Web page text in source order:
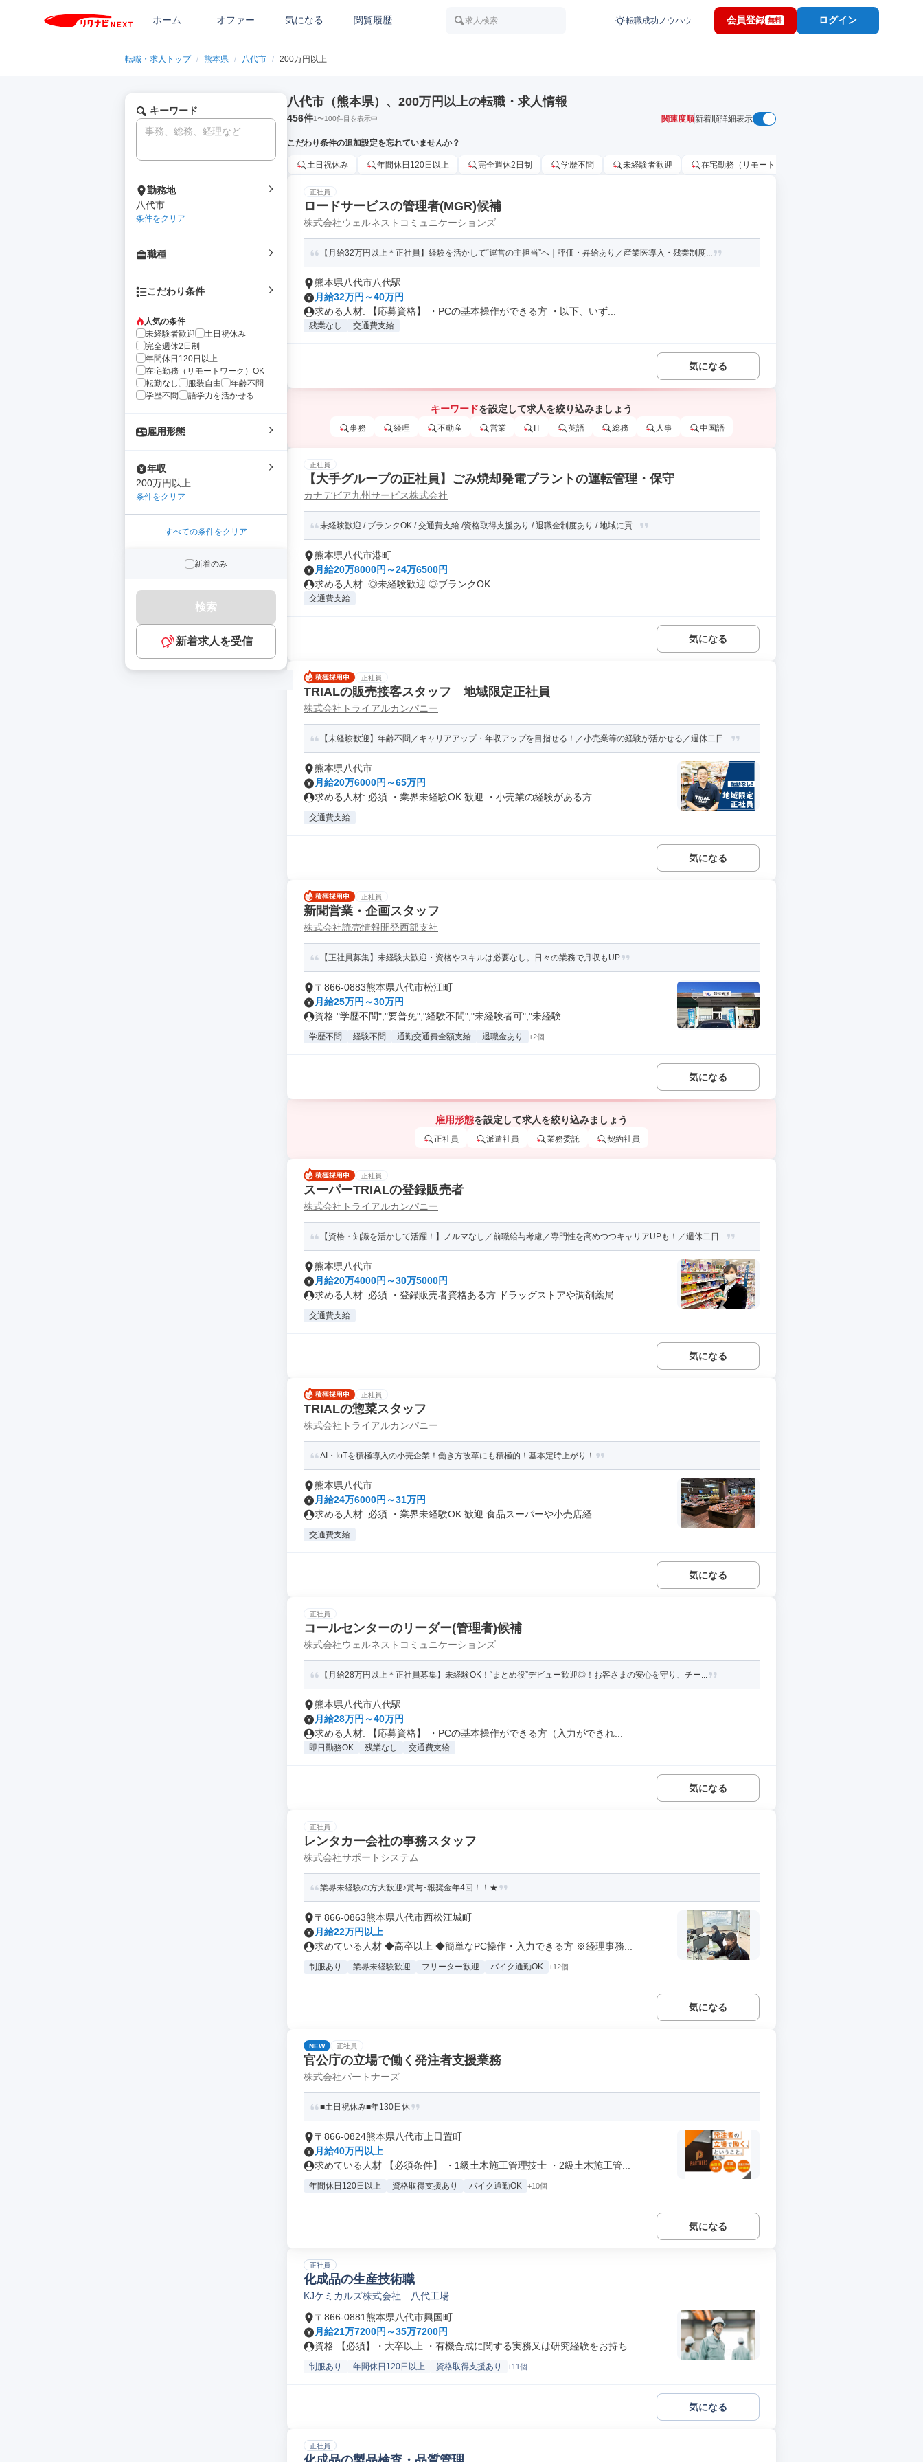
ホーム オファー 気になる 閲覧履歴 求人検索 転職成功ノウハウ 会員登録 無料 ログイン
転職・求人トップ / 熊本県 / 八代市 / 200万円以上
キーワード
勤務地
八代市
条件をクリア
職種
こだわり条件
人気の条件
未経験者歓迎
土日祝休み
完全週休2日制
年間休日120日以上
在宅勤務（リモートワーク）OK
転勤なし
服装自由
年齢不問
学歴不問
語学力を活かせる
雇用形態
年収
200万円以上
条件をクリア
すべての条件をクリア
新着のみ
検索
新着求人を受信
八代市（熊本県）、200万円以上の転職・求人情報
456件1〜100件目を表示中 関連度順新着順詳細表示
こだわり条件の追加設定を忘れていませんか？
土日祝休み 年間休日120日以上 完全週休2日制 学歴不問 未経験者歓迎 在宅勤務（リモートワーク）OK
正社員
ロードサービスの管理者(MGR)候補
株式会社ウェルネストコミュニケーションズ
【月給32万円以上＊正社員】経験を活かして“運営の主担当”へ｜評価・昇給あり／産業医導入・残業制度...
熊本県八代市八代駅
月給32万円～40万円
求める人材: 【応募資格】 ・PCの基本操作ができる方 ・以下、いず...
残業なし 交通費支給
気になる
キーワードを設定して求人を絞り込みましょう
事務 経理 不動産 営業 IT 英語 総務 人事 中国語
正社員
【大手グループの正社員】ごみ焼却発電プラントの運転管理・保守
カナデビア九州サービス株式会社
未経験歓迎 / ブランクOK / 交通費支給 /資格取得支援あり / 退職金制度あり / 地域に貢...
熊本県八代市港町
月給20万8000円～24万6500円
求める人材: ◎未経験歓迎 ◎ブランクOK
交通費支給
気になる
正社員
TRIALの販売接客スタッフ 地域限定正社員
株式会社トライアルカンパニー
【未経験歓迎】年齢不問／キャリアアップ・年収アップを目指せる！／小売業等の経験が活かせる／週休二日...
熊本県八代市
月給20万6000円～65万円
求める人材: 必須 ・業界未経験OK 歓迎 ・小売業の経験がある方...
交通費支給
気になる
正社員
新聞営業・企画スタッフ
株式会社読売情報開発西部支社
【正社員募集】未経験大歓迎・資格やスキルは必要なし。日々の業務で月収もUP
〒866-0883熊本県八代市松江町
月給25万円～30万円
資格 "学歴不問","要普免","経験不問","未経験者可","未経験...
学歴不問 経験不問 通勤交通費全額支給 退職金あり +2個
気になる
雇用形態を設定して求人を絞り込みましょう
正社員 派遣社員 業務委託 契約社員
正社員
スーパーTRIALの登録販売者
株式会社トライアルカンパニー
【資格・知識を活かして活躍！】ノルマなし／前職給与考慮／専⾨性を⾼めつつキャリアUPも！／週休二日...
熊本県八代市
月給20万4000円～30万5000円
求める人材: 必須 ・登録販売者資格ある方 ドラッグストアや調剤薬局...
交通費支給
気になる
正社員
TRIALの惣菜スタッフ
株式会社トライアルカンパニー
AI・IoTを積極導入の小売企業！働き方改革にも積極的！基本定時上がり！
熊本県八代市
月給24万6000円～31万円
求める人材: 必須 ・業界未経験OK 歓迎 食品スーパーや小売店経...
交通費支給
気になる
正社員
コールセンターのリーダー(管理者)候補
株式会社ウェルネストコミュニケーションズ
【月給28万円以上＊正社員募集】未経験OK！“まとめ役”デビュー歓迎◎！お客さまの安心を守り、チー...
熊本県八代市八代駅
月給28万円～40万円
求める人材: 【応募資格】 ・PCの基本操作ができる方（入力ができれ...
即日勤務OK 残業なし 交通費支給
気になる
正社員
レンタカー会社の事務スタッフ
株式会社サポートシステム
業界未経験の方大歓迎♪賞与･報奨金年4回！！★
〒866-0863熊本県八代市西松江城町
月給22万円以上
求めている人材 ◆高卒以上 ◆簡単なPC操作・入力できる方 ※経理事務...
制服あり 業界未経験歓迎 フリーター歓迎 バイク通勤OK +12個
気になる
NEW 正社員
官公庁の立場で働く発注者支援業務
株式会社パートナーズ
■土日祝休み■年130日休
〒866-0824熊本県八代市上日置町
月給40万円以上
求めている人材 【必須条件】 ・1級土木施工管理技士 ・2級土木施工管...
年間休日120日以上 資格取得支援あり バイク通勤OK +10個
気になる
正社員
化成品の生産技術職
KJケミカルズ株式会社 八代工場
〒866-0881熊本県八代市興国町
月給21万7200円～35万7200円
資格 【必須】・大卒以上 ・有機合成に関する実務又は研究経験をお持ち...
制服あり 年間休日120日以上 資格取得支援あり +11個
気になる
正社員